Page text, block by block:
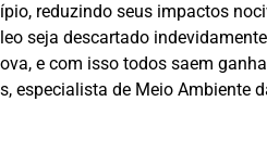
reduzindo seus impactos
seja descartado
e com isso todos saem
especialista de Meio Ambiente